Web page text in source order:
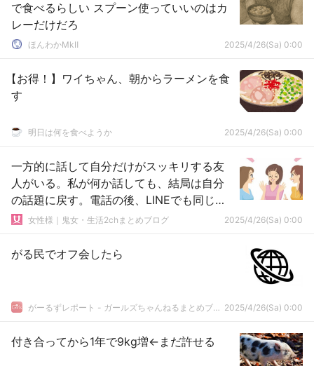
で食べるらしい スプーン使っていいのはカ
レーだけだろ
ほんわかMkⅡ 2025/4/26(Sa) 0:00
【お得！】ワイちゃん、朝からラーメンを食
す
明日は何を食べようか 2025/4/26(Sa) 0:00
一方的に話して自分だけがスッキリする友
人がいる。私が何か話しても、結局は自分
の話題に戻す。電話の後、LINEでも同じよ
うなことを…
女性様｜鬼女・生活2chまとめブログ 2025/4/26(Sa) 0:00
がる民でオフ会したら
がーるずレポート - ガールズちゃんねるまとめブログ 2025/4/26(Sa) 0:00
付き合ってから1年で9kg増←まだ許せる